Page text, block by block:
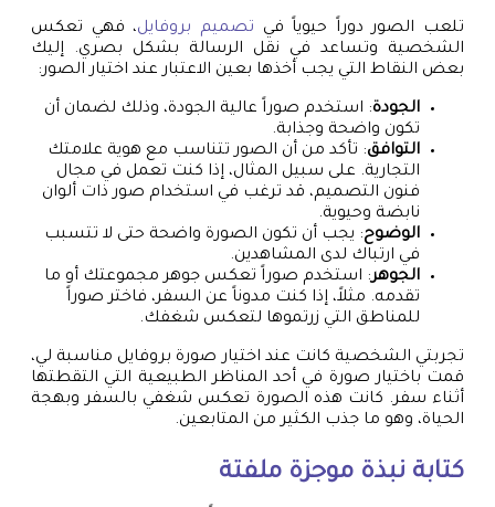
تلعب الصور دوراً حيوياً في تصميم بروفايل، فهي تعكس
الشخصية وتساعد في نقل الرسالة بشكل بصري. إليك
بعض النقاط التي يجب أخذها بعين الاعتبار عند اختيار الصور:
الجودة: استخدم صوراً عالية الجودة، وذلك لضمان أن
تكون واضحة وجذابة.
التوافق: تأكد من أن الصور تتناسب مع هوية علامتك
التجارية. على سبيل المثال، إذا كنت تعمل في مجال
فنون التصميم، قد ترغب في استخدام صور ذات ألوان
نابضة وحيوية.
الوضوح: يجب أن تكون الصورة واضحة حتى لا تتسبب
في ارتباك لدى المشاهدين.
الجوهر: استخدم صوراً تعكس جوهر مجموعتك أو ما
تقدمه. مثلاً، إذا كنت مدوناً عن السفر، فاختر صوراً
للمناطق التي زرتموها لتعكس شغفك.
تجربتي الشخصية كانت عند اختيار صورة بروفايل مناسبة لي،
قمت باختيار صورة في أحد المناظر الطبيعية التي التقطتها
أثناء سفر. كانت هذه الصورة تعكس شغفي بالسفر وبهجة
الحياة، وهو ما جذب الكثير من المتابعين.
كتابة نبذة موجزة ملفتة